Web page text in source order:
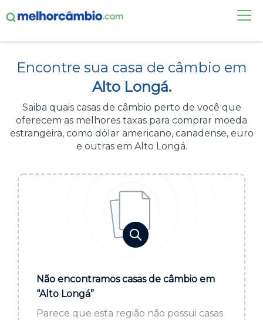
CASAS DE CÂMBIO
DÓLAR HOJE
ALERTA DE CÂMBIO
Acesse sua conta:
BROKER DE OFERTAS
ou cadastre-se se ainda não tem registro:
Encontre sua casa de câmbio em
Alto Longá.
Saiba quais casas de câmbio perto de você que
oferecem as melhores taxas para comprar moeda
estrangeira, como dólar americano, canadense, euro
e outras em Alto Longá.
Não encontramos casas de câmbio em
“Alto Longá”
Parece que esta região não possui casas